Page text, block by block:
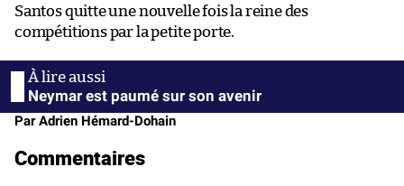
Santos quitte une nouvelle fois la reine des
compétitions par la petite porte.
Neymar est paumé sur son avenir
Par Adrien Hémard-Dohain
Commentaires